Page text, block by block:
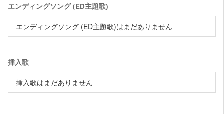
エンディングソング (ED主題歌)
エンディングソング (ED主題歌)はまだありません
挿入歌
挿入歌はまだありません